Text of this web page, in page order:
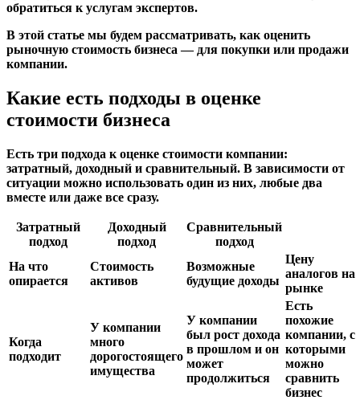
обратиться к услугам экспертов.
В этой статье мы будем рассматривать, как оценить
рыночную стоимость бизнеса — для покупки или продажи
компании.
Какие есть подходы в оценке
стоимости бизнеса
Есть три подхода к оценке стоимости компании:
затратный, доходный и сравнительный. В зависимости от
ситуации можно использовать один из них, любые два
вместе или даже все сразу.
Затратный
подход
Доходный
подход
Сравнительный
подход
На что
опирается
Стоимость
активов
Возможные
будущие доходы
Цену
аналогов на
рынке
Когда
подходит
У компании
много
дорогостоящего
имущества
У компании
был рост дохода
в прошлом и он
может
продолжиться
Есть
похожие
компании, с
которыми
можно
сравнить
бизнес